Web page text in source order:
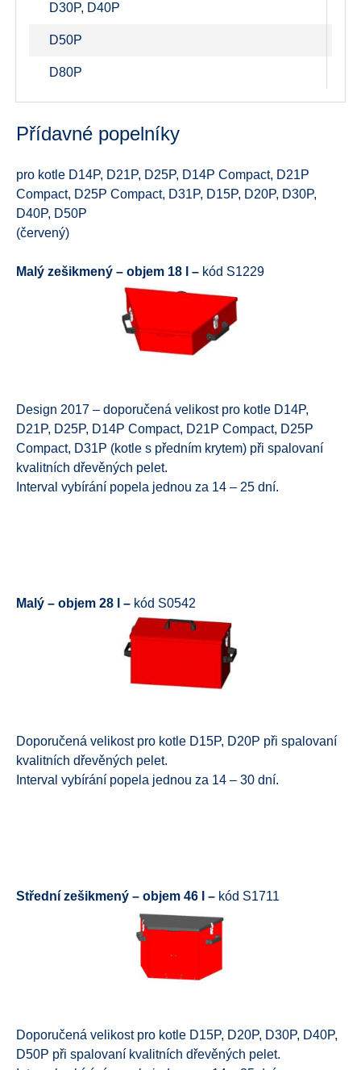
D30P, D40P
D50P
D80P
Přídavné popelníky
pro kotle D14P, D21P, D25P, D14P Compact, D21P
Compact, D25P Compact, D31P, D15P, D20P, D30P,
D40P, D50P
(červený)
Malý zešikmený – objem 18 l – kód S1229
Design 2017 – doporučená velikost pro kotle D14P,
D21P, D25P, D14P Compact, D21P Compact, D25P
Compact, D31P (kotle s předním krytem) při spalovaní
kvalitních dřevěných pelet.
Interval vybírání popela jednou za 14 – 25 dní.
Malý – objem 28 l – kód S0542
Doporučená velikost pro kotle D15P, D20P při spalovaní
kvalitních dřevěných pelet.
Interval vybírání popela jednou za 14 – 30 dní.
Střední zešikmený – objem 46 l – kód S1711
Doporučená velikost pro kotle D15P, D20P, D30P, D40P,
D50P při spalovaní kvalitních dřevěných pelet.